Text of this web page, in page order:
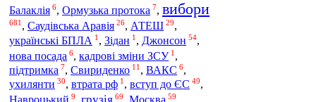
Балаклія 6, Ормузька протока 7, вибори
681 , Саудівська Аравія 26, АТЕШ 29,
українські БПЛА 1 , Зідан 1 , Джонсон 54,
нова посада 6, кадрові зміни ЗСУ 1 ,
підтримка 7, Свириденко 11 , ВАКС 6,
ухилянти 30, втрата рф 1 , вступ до ЄС 49,
Навроцький 9, 69, 59,